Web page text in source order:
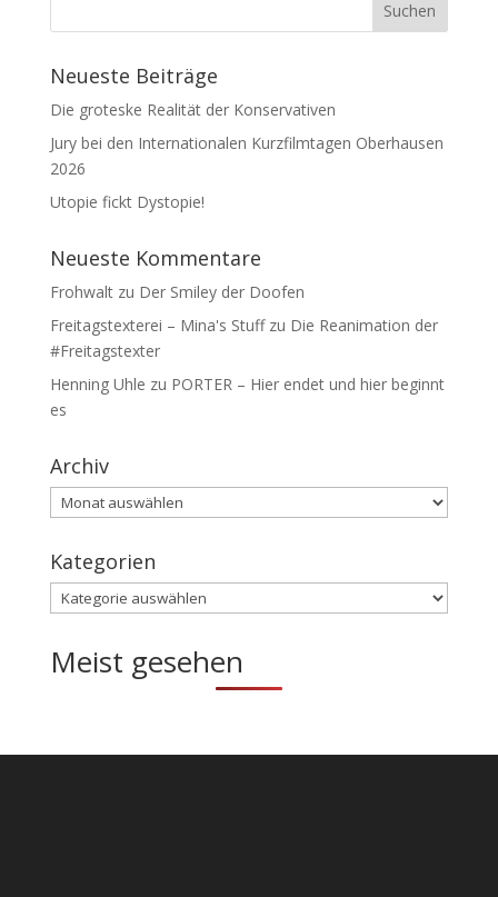
Neueste Beiträge
Die groteske Realität der Konservativen
Jury bei den Internationalen Kurzfilmtagen Oberhausen
2026
Utopie fickt Dystopie!
Neueste Kommentare
Frohwaltzu Der Smiley der Doofen
Freitagstexterei – Mina's Stuffzu Die Reanimation der
#Freitagstexter
Henning Uhle zu PORTER – Hier endet und hier beginnt
es
Archiv
Archiv
Kategorien
Kategorien
Meist gesehen